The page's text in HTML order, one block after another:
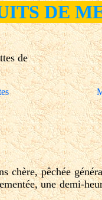
DE
de
chère, pêchée
une demi-